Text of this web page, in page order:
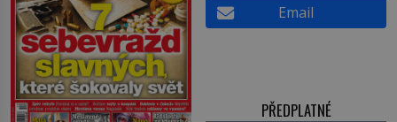
Email
PŘEDPLATNÉ